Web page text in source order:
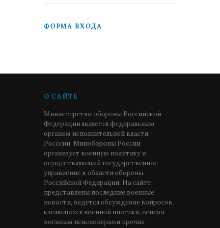
ФОРМА ВХОДА
О САЙТЕ
Министерство обороны Российской
Федерации является федеральным
органом исполнительной власти
Росссии. Минобороны России
организует военную политику и
осуществляющий государственное
управление в области обороны
Российской Федерации. На сайте
представлены последние военные
новости, ведётся обсуждение вопросов,
касающихся военной ипотеки, пенсии
военным пенсионерами прочих